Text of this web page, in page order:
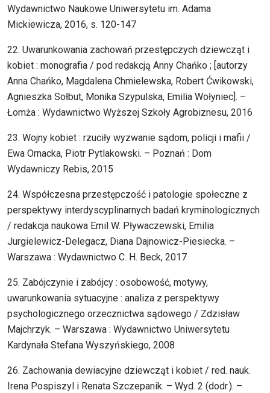
Wydawnictwo Naukowe Uniwersytetu im. Adama
Mickiewicza, 2016, s. 120-147
22. Uwarunkowania zachowań przestępczych dziewcząt i
kobiet : monografia / pod redakcją Anny Chańko ; [autorzy
Anna Chańko, Magdalena Chmielewska, Robert Ćwikowski,
Agnieszka Sołbut, Monika Szypulska, Emilia Wołyniec]. –
Łomża : Wydawnictwo Wyższej Szkoły Agrobiznesu, 2016
23. Wojny kobiet : rzuciły wyzwanie sądom, policji i mafii /
Ewa Ornacka, Piotr Pytlakowski. – Poznań : Dom
Wydawniczy Rebis, 2015
24. Współczesna przestępczość i patologie społeczne z
perspektywy interdyscyplinarnych badań kryminologicznych
/ redakcja naukowa Emil W. Pływaczewski, Emilia
Jurgielewicz-Delegacz, Diana Dajnowicz-Piesiecka. –
Warszawa : Wydawnictwo C. H. Beck, 2017
25. Zabójczynie i zabójcy : osobowość, motywy,
uwarunkowania sytuacyjne : analiza z perspektywy
psychologicznego orzecznictwa sądowego / Zdzisław
Majchrzyk. – Warszawa : Wydawnictwo Uniwersytetu
Kardynała Stefana Wyszyńskiego, 2008
26. Zachowania dewiacyjne dziewcząt i kobiet / red. nauk.
Irena Pospiszyl i Renata Szczepanik. – Wyd. 2 (dodr.). –